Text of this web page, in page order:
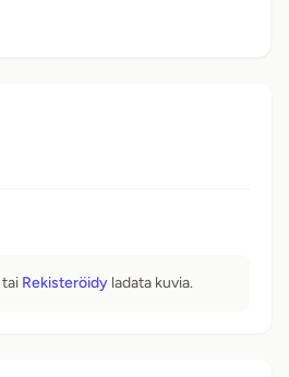
tai Rekisteröidy ladata kuvia.